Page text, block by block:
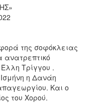
της σοφόκλειας
ανατρεπτικό
Τρίγγου .
η Δανάη
Και ο
του Χορού.